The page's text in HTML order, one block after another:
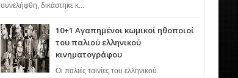
συνελήφθη, δικάστηκε κ...
10+1 Αγαπημένοι κωμικοί ηθοποιοί
του παλιού ελληνικού
κινηματογράφου
Οι παλιές ταινίες του ελληνικού